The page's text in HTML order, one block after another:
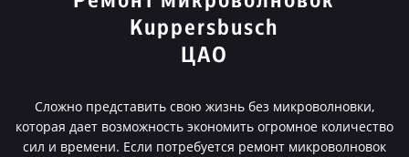
Kuppersbusch
ЦАО
Сложно представить свою жизнь без микроволновки,
которая дает возможность экономить огромное количество
сил и времени. Если потребуется ремонт микроволновок